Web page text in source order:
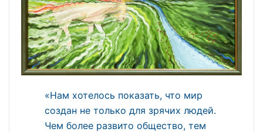
«Нам хотелось показать, что мир
создан не только для зрячих людей.
Чем более развито общество, тем